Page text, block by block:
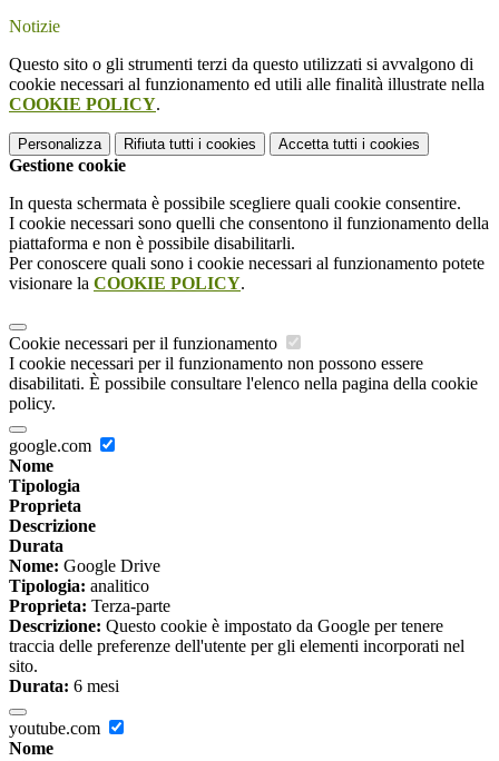
Notizie
Questo sito o gli strumenti terzi da questo utilizzati si avvalgono di
cookie necessari al funzionamento ed utili alle finalità illustrate nella
COOKIE POLICY.
Personalizza Rifiuta tutti i cookies Accetta tutti i cookies
Gestione cookie
In questa schermata è possibile scegliere quali cookie consentire.
I cookie necessari sono quelli che consentono il funzionamento della
piattaforma e non è possibile disabilitarli.
Per conoscere quali sono i cookie necessari al funzionamento potete
visionare la COOKIE POLICY.
Cookie necessari per il funzionamento
I cookie necessari per il funzionamento non possono essere
disabilitati. È possibile consultare l'elenco nella pagina della cookie
policy.
google.com
Nome
Tipologia
Proprieta
Descrizione
Durata
Nome: Google Drive
Tipologia: analitico
Proprieta: Terza-parte
Descrizione: Questo cookie è impostato da Google per tenere
traccia delle preferenze dell'utente per gli elementi incorporati nel
sito.
Durata: 6 mesi
youtube.com
Nome